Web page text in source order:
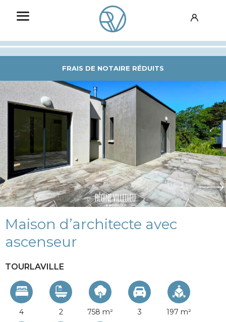
FRAIS DE NOTAIRE RÉDUITS
Maison d’architecte avec
ascenseur
TOURLAVILLE
4 2 758 m² 3 197 m²